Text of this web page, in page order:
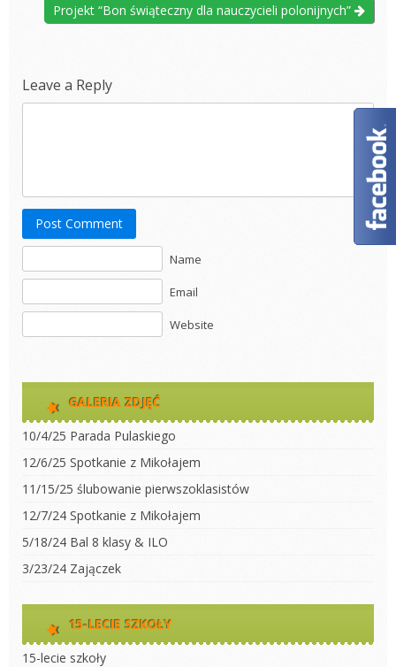
Projekt “Bon świąteczny dla nauczycieli polonijnych”
Leave a Reply
Post Comment
Name
Email
Website
GALERIA ZDJĘĆ
10/4/25 Parada Pulaskiego
12/6/25 Spotkanie z Mikołajem
11/15/25 ślubowanie pierwszoklasistów
12/7/24 Spotkanie z Mikołajem
5/18/24 Bal 8 klasy & ILO
3/23/24 Zajączek
15-LECIE SZKOŁY
15-lecie szkoły